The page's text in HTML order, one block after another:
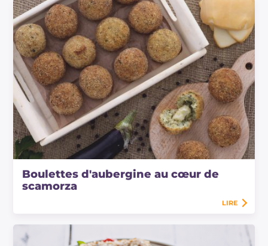
Boulettes d'aubergine au cœur de
scamorza
LIRE